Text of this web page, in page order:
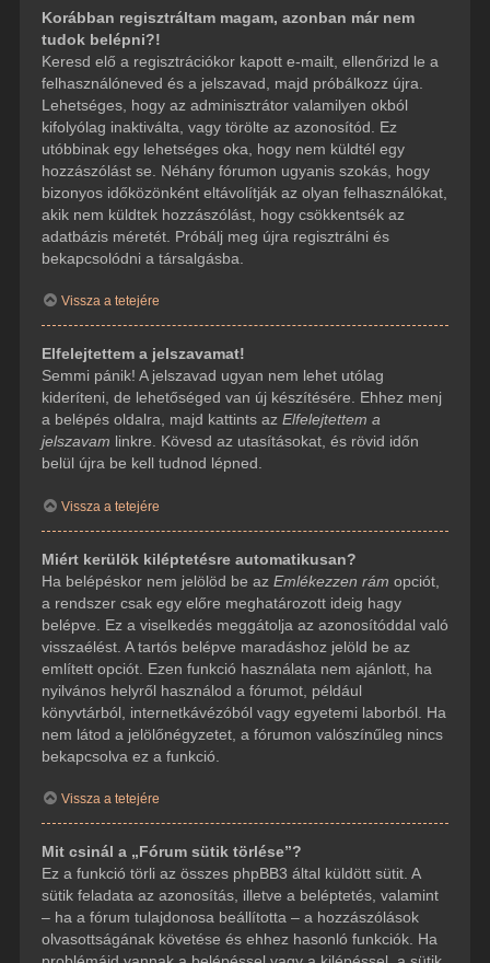
Korábban regisztráltam magam, azonban már nem
tudok belépni?!
Keresd elő a regisztrációkor kapott e-mailt, ellenőrizd le a
felhasználóneved és a jelszavad, majd próbálkozz újra.
Lehetséges, hogy az adminisztrátor valamilyen okból
kifolyólag inaktiválta, vagy törölte az azonosítód. Ez
utóbbinak egy lehetséges oka, hogy nem küldtél egy
hozzászólást se. Néhány fórumon ugyanis szokás, hogy
bizonyos időközönként eltávolítják az olyan felhasználókat,
akik nem küldtek hozzászólást, hogy csökkentsék az
adatbázis méretét. Próbálj meg újra regisztrálni és
bekapcsolódni a társalgásba.
Vissza a tetejére
Elfelejtettem a jelszavamat!
Semmi pánik! A jelszavad ugyan nem lehet utólag
kideríteni, de lehetőséged van új készítésére. Ehhez menj
a belépés oldalra, majd kattints az Elfelejtettem a
jelszavam linkre. Kövesd az utasításokat, és rövid időn
belül újra be kell tudnod lépned.
Vissza a tetejére
Miért kerülök kiléptetésre automatikusan?
Ha belépéskor nem jelölöd be az Emlékezzen rám opciót,
a rendszer csak egy előre meghatározott ideig hagy
belépve. Ez a viselkedés meggátolja az azonosítóddal való
visszaélést. A tartós belépve maradáshoz jelöld be az
említett opciót. Ezen funkció használata nem ajánlott, ha
nyilvános helyről használod a fórumot, például
könyvtárból, internetkávézóból vagy egyetemi laborból. Ha
nem látod a jelölőnégyzetet, a fórumon valószínűleg nincs
bekapcsolva ez a funkció.
Vissza a tetejére
Mit csinál a „Fórum sütik törlése”?
Ez a funkció törli az összes phpBB3 által küldött sütit. A
sütik feladata az azonosítás, illetve a beléptetés, valamint
– ha a fórum tulajdonosa beállította – a hozzászólások
olvasottságának követése és ehhez hasonló funkciók. Ha